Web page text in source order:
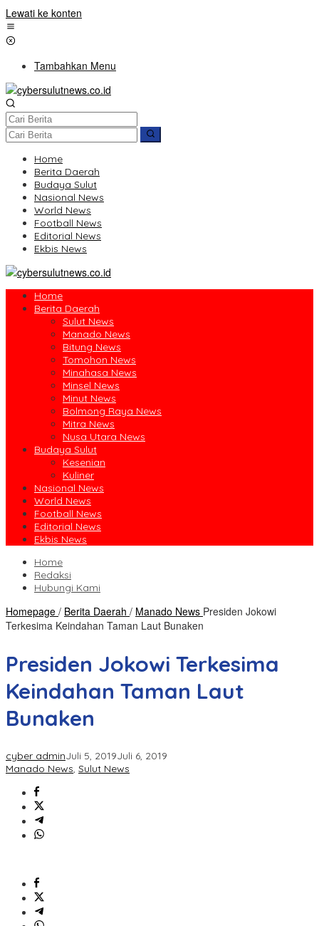
Lewati ke konten
Tambahkan Menu
Home
Berita Daerah
Budaya Sulut
Nasional News
World News
Football News
Editorial News
Ekbis News
Home
Berita Daerah
Sulut News
Manado News
Bitung News
Tomohon News
Minahasa News
Minsel News
Minut News
Bolmong Raya News
Mitra News
Nusa Utara News
Budaya Sulut
Kesenian
Kuliner
Nasional News
World News
Football News
Editorial News
Ekbis News
Home
Redaksi
Hubungi Kami
Homepage / Berita Daerah / Manado News Presiden Jokowi
Terkesima Keindahan Taman Laut Bunaken
Presiden Jokowi Terkesima
Keindahan Taman Laut
Bunaken
cyber adminJuli 5, 2019Juli 6, 2019
Manado News, Sulut News